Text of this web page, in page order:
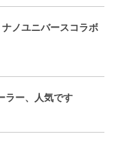
ノユニバースコラボ
ラー、人気です